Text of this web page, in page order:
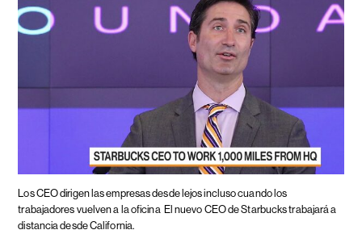
Los CEO dirigen las empresas desde lejos incluso cuando los
trabajadores vuelven a la oficina El nuevo CEO de Starbucks trabajará a
distancia desde California.